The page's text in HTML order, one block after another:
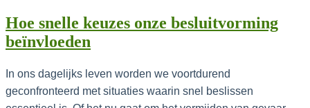
Hoe snelle keuzes onze besluitvorming
beïnvloeden
In ons dagelijks leven worden we voortdurend
geconfronteerd met situaties waarin snel beslissen